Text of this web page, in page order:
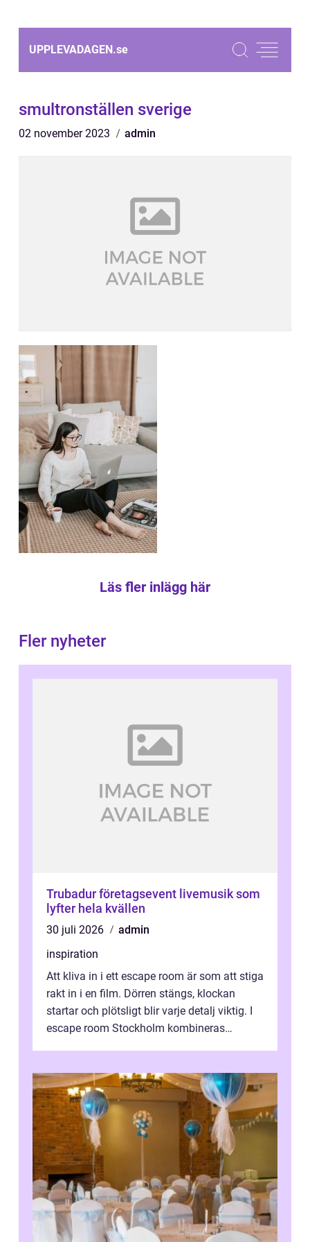
UPPLEVADAGEN.se
smultronställen sverige
02 november 2023 admin
Läs fler inlägg här
Fler nyheter
Trubadur företagsevent livemusik som
lyfter hela kvällen
30 juli 2026
admin
inspiration
Att kliva in i ett escape room är som att stiga
rakt in i en film. Dörren stängs, klockan
startar och plötsligt blir varje detalj viktig. I
escape room Stockholm kombineras